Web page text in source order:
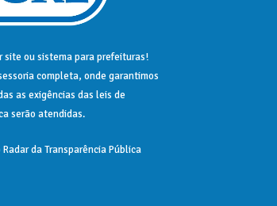
site ousistema para prefeituras!
completa, onde garantimos
as exigências das leis de
serão atendidas.
Radar da Transparência Pública